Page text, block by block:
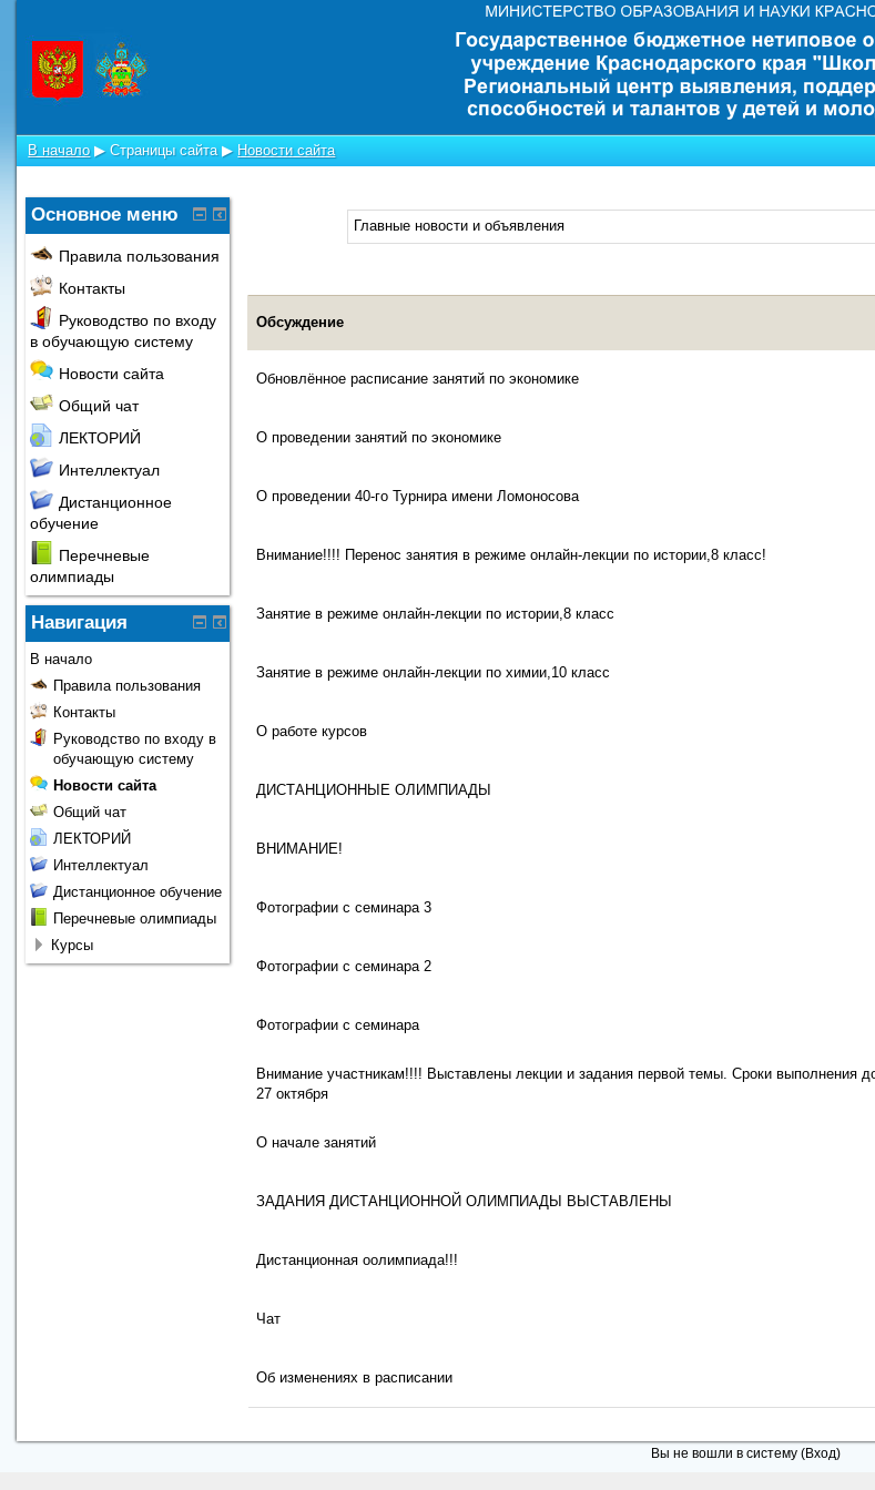
В начало ▶ Страницы сайта ▶ Новости сайта
Главные новости и объявления
Обсуждение
Обновлённое расписание занятий по экономике
О проведении занятий по экономике
О проведении 40-го Турнира имени Ломоносова
Внимание!!!! Перенос занятия в режиме онлайн-лекции по истории,8 класс!
Занятие в режиме онлайн-лекции по истории,8 класс
Занятие в режиме онлайн-лекции по химии,10 класс
О работе курсов
ДИСТАНЦИОННЫЕ ОЛИМПИАДЫ
ВНИМАНИЕ!
Фотографии с семинара 3
Фотографии с семинара 2
Фотографии с семинара
Внимание участникам!!!! Выставлены лекции и задания первой темы. Сроки выполнения
27 октября
О начале занятий
ЗАДАНИЯ ДИСТАНЦИОННОЙ ОЛИМПИАДЫ ВЫСТАВЛЕНЫ
Дистанционная оолимпиада!!!
Чат
Об изменениях в расписании
Основное меню
Правила пользования
Контакты
Руководство по входу
в обучающую систему
Новости сайта
Общий чат
ЛЕКТОРИЙ
Интеллектуал
Дистанционное
обучение
Перечневые
олимпиады
Навигация
В начало
Правила пользования
Контакты
Руководство по входу в
обучающую систему
Новости сайта
Общий чат
ЛЕКТОРИЙ
Интеллектуал
Дистанционное обучение
Перечневые олимпиады
Курсы
Вы не вошли в систему (Вход)